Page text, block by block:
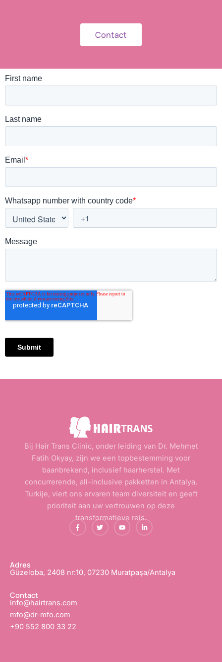
Contact
Bij Hair Trans Clinic, onder leiding van Dr. Mehmet
Fatih Okyay, zijn we een topbestemming voor
baanbrekend, inclusief haarherstel. Met
concurrerende, all-inclusive pakketten in Antalya,
Turkije, viert ons ervaren team diversiteit en geeft
prioriteit aan uw vertrouwen op deze
transformatieve reis.
F
a
c
-
T
w
i
n
Y
o
u
L
i
n
-
Adres
Güzeloba, 2408 nr:10, 07230 Muratpaşa/Antalya
Contact
info@hairtrans.com
mfo@dr-mfo.com
+90 552 800 33 22